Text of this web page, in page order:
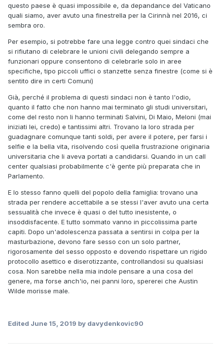
questo paese è quasi impossibile e, da depandance del Vaticano
quali siamo, aver avuto una finestrella per la Cirinnà nel 2016, ci
sembra oro.
Per esempio, si potrebbe fare una legge contro quei sindaci che
si rifiutano di celebrare le unioni civili delegando sempre a
funzionari oppure consentono di celebrarle solo in aree
specifiche, tipo piccoli uffici o stanzette senza finestre (come si è
sentito dire in certi Comuni)
Già, perché il problema di questi sindaci non è tanto l'odio,
quanto il fatto che non hanno mai terminato gli studi universitari,
come del resto non li hanno terminati Salvini, Di Maio, Meloni (mai
iniziati lei, credo) e tantissimi altri. Trovano la loro strada per
guadagnare comunque tanti soldi, per avere il potere, per farsi i
selfie e la bella vita, risolvendo così quella frustrazione originaria
universitaria che li aveva portati a candidarsi. Quando in un call
center qualsiasi probabilmente c'è gente più preparata che in
Parlamento.
E lo stesso fanno quelli del popolo della famiglia: trovano una
strada per rendere accettabile a se stessi l'aver avuto una certa
sessualità che invece è quasi o del tutto inesistente, o
insoddisfacente. E tutto sommato vanno in piccolissima parte
capiti. Dopo un'adolescenza passata a sentirsi in colpa per la
masturbazione, devono fare sesso con un solo partner,
rigorosamente del sesso opposto e dovendo rispettare un rigido
protocollo asettico e diserotizzante, controllandosi su qualsiasi
cosa. Non sarebbe nella mia indole pensare a una cosa del
genere, ma forse anch'io, nei panni loro, spererei che Austin
Wilde morisse male.
Edited June 15, 2019 by davydenkovic90